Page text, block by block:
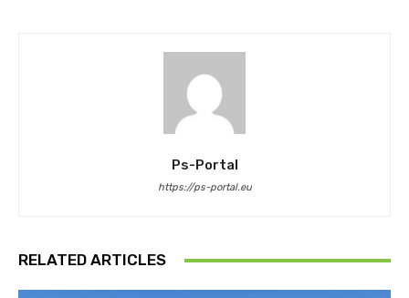
Ps-Portal
https://ps-portal.eu
RELATED ARTICLES